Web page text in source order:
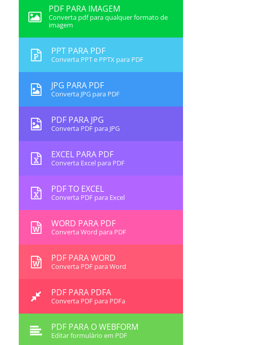
PDF PARA IMAGEM
Converta pdf para qualquer formato de
imagem
PPT PARA PDF
Converta PPT e PPTX para PDF
JPG PARA PDF
Converta JPG para PDF
PDF PARA JPG
Converta PDF para JPG
EXCEL PARA PDF
Converta Excel para PDF
PDF TO EXCEL
Converta PDF para Excel
WORD PARA PDF
Converta Word para PDF
PDF PARA WORD
Converta PDF para Word
PDF PARA PDFA
Converta PDF para PDFa
PDF PARA O WEBFORM
Editar formulário em PDF